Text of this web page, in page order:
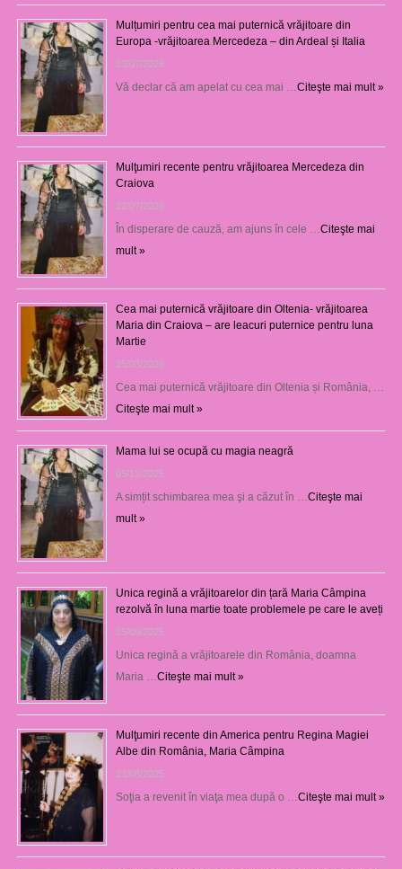
Mulțumiri pentru cea mai puternică vrăjitoare din
Europa -vrăjitoarea Mercedeza – din Ardeal și Italia
23/07/2026
Vă declar că am apelat cu cea mai … Citeşte mai mult »
Mulţumiri recente pentru vrăjitoarea Mercedeza din
Craiova
22/07/2026
În disperare de cauză, am ajuns în cele … Citeşte mai
mult »
Cea mai puternică vrăjitoare din Oltenia- vrăjitoarea
Maria din Craiova – are leacuri puternice pentru luna
Martie
25/03/2026
Cea mai puternică vrăjitoare din Oltenia și România, …
Citeşte mai mult »
Mama lui se ocupă cu magia neagră
05/12/2025
A simțit schimbarea mea şi a căzut în … Citeşte mai
mult »
Unica regină a vrăjitoarelor din țară Maria Câmpina
rezolvă în luna martie toate problemele pe care le aveți
25/09/2025
Unica regină a vrăjitoarele din România, doamna
Maria … Citeşte mai mult »
Mulţumiri recente din America pentru Regina Magiei
Albe din România, Maria Câmpina
23/08/2025
Soţia a revenit în viaţa mea după o … Citeşte mai mult »